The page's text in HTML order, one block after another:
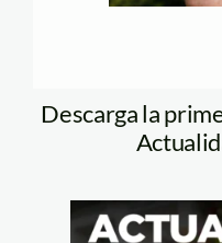
Descarga la